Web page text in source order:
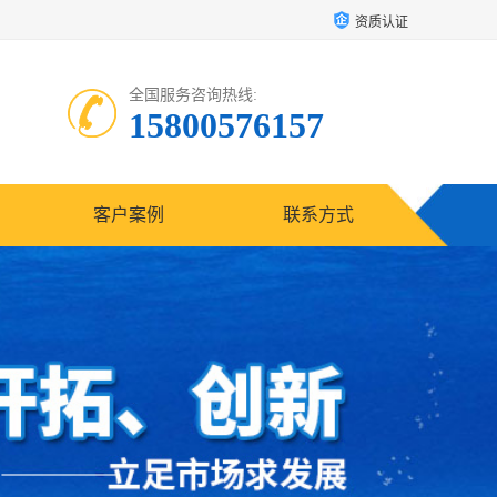
资质认证
全国服务咨询热线:
15800576157
客户案例 联系方式